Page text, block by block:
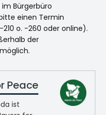
im Bürgerbüro
einen Termin
o. -260 oder online).
der
Peace
ist